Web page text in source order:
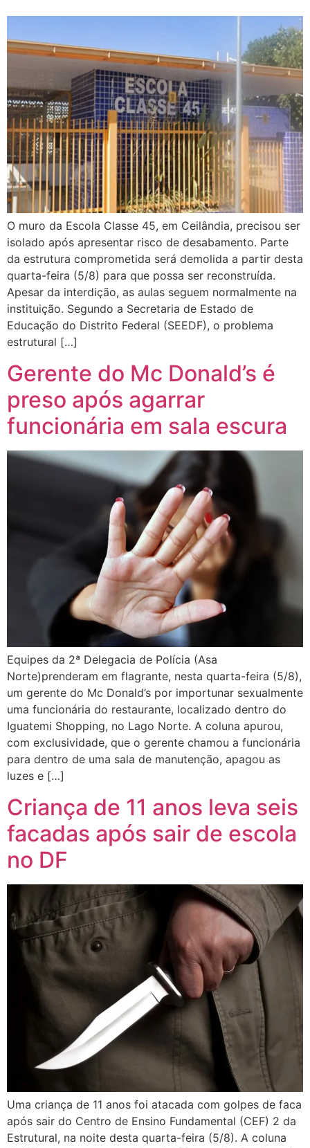
O muro da Escola Classe 45, em Ceilândia, precisou ser
isolado após apresentar risco de desabamento. Parte
da estrutura comprometida será demolida a partir desta
quarta-feira (5/8) para que possa ser reconstruída.
Apesar da interdição, as aulas seguem normalmente na
instituição. Segundo a Secretaria de Estado de
Educação do Distrito Federal (SEEDF), o problema
estrutural […]
Gerente do Mc Donald’s é
preso após agarrar
funcionária em sala escura
Equipes da 2ª Delegacia de Polícia (Asa
Norte)prenderam em flagrante, nesta quarta-feira (5/8),
um gerente do Mc Donald’s por importunar sexualmente
uma funcionária do restaurante, localizado dentro do
Iguatemi Shopping, no Lago Norte. A coluna apurou,
com exclusividade, que o gerente chamou a funcionária
para dentro de uma sala de manutenção, apagou as
luzes e […]
Criança de 11 anos leva seis
facadas após sair de escola
no DF
Uma criança de 11 anos foi atacada com golpes de faca
após sair do Centro de Ensino Fundamental (CEF) 2 da
Estrutural, na noite desta quarta-feira (5/8). A coluna